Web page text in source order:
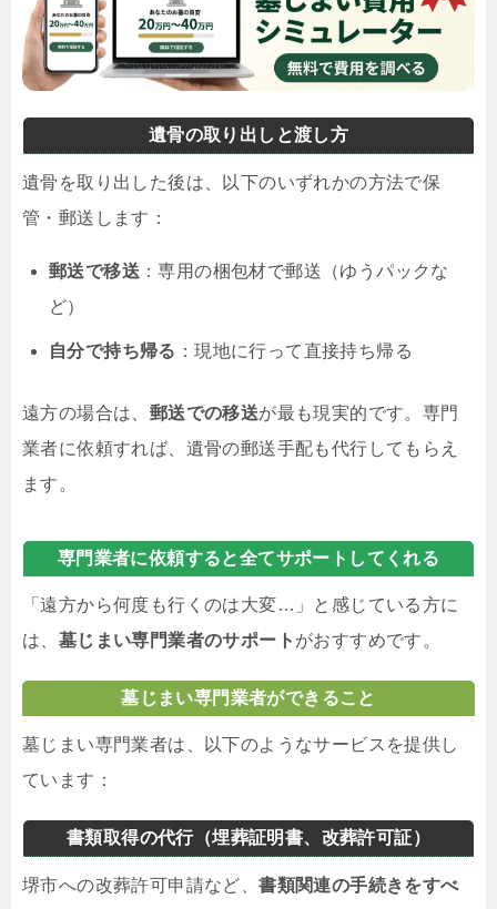
遺骨の取り出しと渡し方
遺骨を取り出した後は、以下のいずれかの方法で保
管・郵送します：
郵送で移送 ：専用の梱包材で郵送（ゆうパックな
ど）
自分で持ち帰る ：現地に行って直接持ち帰る
遠方の場合は、 郵送での移送が最も現実的です。専門
業者に依頼すれば、遺骨の郵送手配も代行してもらえ
ます。
専門業者に依頼すると全てサポートしてくれる
「遠方から何度も行くのは大変…」と感じている方に
は、 墓じまい専門業者のサポート がおすすめです。
墓じまい専門業者ができること
墓じまい専門業者は、以下のようなサービスを提供し
ています：
書類取得の代行（埋葬証明書、改葬許可証）
堺市への改葬許可申請など、書類関連の手続きをすべ